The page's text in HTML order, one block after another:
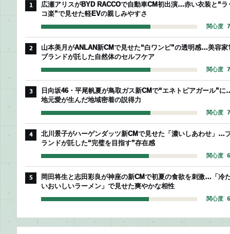
1
広瀬アリスがBYD RACCOで自動車CM初出演…赤い衣装と“ラ
コ楽”で見せた軽EVの親しみやすさ
関心度
2
山本美月がANLAN新CMで見せた“白ワンピ”の透明感…美容家
ブランドが託した自然体のセルフケア
関心度
3
日向坂46・平尾帆夏が鳥取ガス新CMで“エネトピアガール”に
地元愛が生んだ地域密着の説得力
関心度
4
北川景子がハーゲンダッツ新CMで見せた「濃いしあわせ」…
ランドが託した“完璧を目指す”存在感
関心度
5
岡田将生と志田彩良が神座の新CMで初夏の食欲を刺激…「冷
いおいしいラーメン」で見せた爽やかな相性
関心度